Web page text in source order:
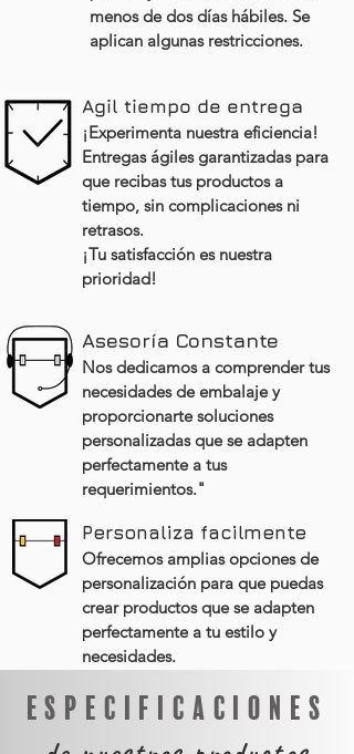
menos de dos días hábiles. Se
aplican algunas restricciones.
Agil tiempo de entrega
¡Experimenta nuestra eficiencia!
Entregas ágiles garantizadas para
que recibas tus productos a
tiempo, sin complicaciones ni
retrasos.
¡Tu satisfacción es nuestra
prioridad!
Asesoría Constante
Nos dedicamos a comprender tus
necesidades de embalaje y
proporcionarte soluciones
personalizadas que se adapten
perfectamente a tus
requerimientos."
Personaliza facilmente
Ofrecemos amplias opciones de
personalización para que puedas
crear productos que se adapten
perfectamente a tu estilo y
necesidades.
ESPECIFICACIONES